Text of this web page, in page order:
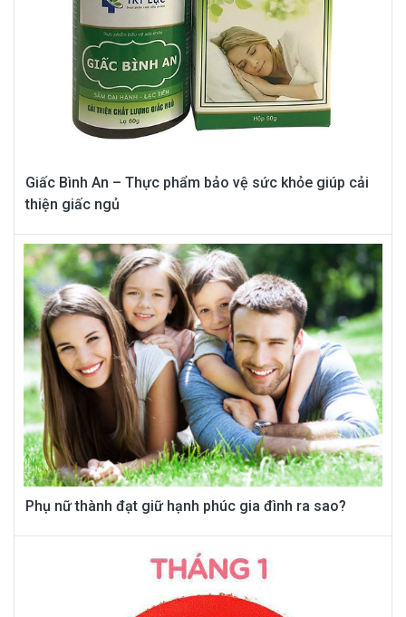
Giấc Bình An – Thực phẩm bảo vệ sức khỏe giúp cải
thiện giấc ngủ
Phụ nữ thành đạt giữ hạnh phúc gia đình ra sao?